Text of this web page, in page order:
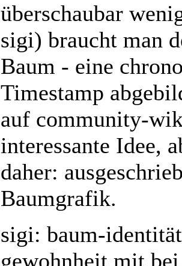
überschaubar
sigi) braucht man
Baum - eine
Timestamp
auf community-
interessante Idee,
daher:
Baumgrafik.
sigi: baum-
gewohnheit mit